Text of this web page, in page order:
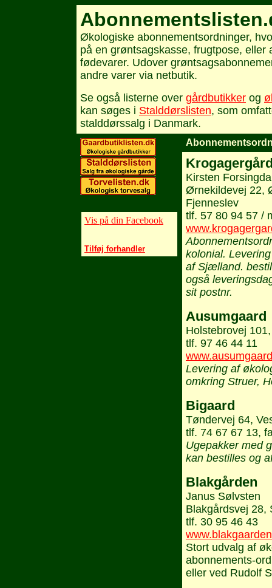
Økologiske abonnementsordninger,
på en grøntsagskasse, frugtpose, eller
fødevarer. Udover
andre varer via netbutik.
Se også listerne over gårdbutikker og
kan søges i Stalddørslisten, som
stalddørssalg i Danmark.
Vis på din Facebook
Tilføj forhandler
Kirsten
Ørnekildevej 22,
Fjenneslev
tlf. 57 80 94 57 /
kolonial.
af Sjælland.
også
sit postnr.
Ausumgaard
Holstebrovej
tlf. 97 46 44 11
Levering af
omkring Struer,
Bigaard
Tøndervej 64,
tlf. 74 67 67 13,
Ugepakker med
kan bestilles og
Blakgården
Janus Sølvsten
Blakgårdsvej 28,
tlf. 30 95 46 43
Stort udvalg af
abonnements-
eller ved Rudolf